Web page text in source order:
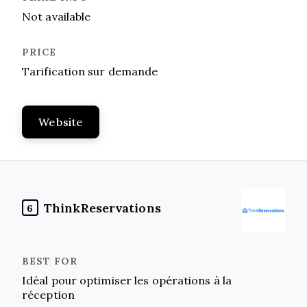
Not available
Tarification sur demande
Website
6 ThinkReservations
Idéal pour optimiser les opérations à la
réception